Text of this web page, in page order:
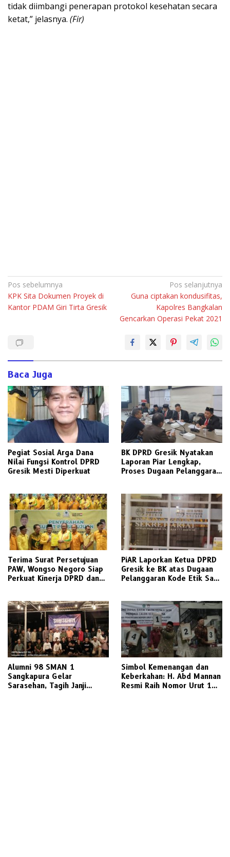
tidak diimbangi penerapan protokol kesehatan secara
ketat,” jelasnya. (Fir)
Navigasi
pos
Pos sebelumnya
KPK Sita Dokumen Proyek di
Kantor PDAM Giri Tirta Gresik
Pos selanjutnya
Guna ciptakan kondusifitas,
Kapolres Bangkalan
Gencarkan Operasi Pekat 2021
Baca Juga
Pegiat Sosial Arga Dana
Nilai Fungsi Kontrol DPRD
Gresik Mesti Diperkuat
BK DPRD Gresik Nyatakan
Laporan Piar Lengkap,
Proses Dugaan Pelanggaran
Terima Surat Persetujuan
PAW, Wongso Negoro Siap
Perkuat Kinerja DPRD dan
PiAR Laporkan Ketua DPRD
Gresik ke BK atas Dugaan
Pelanggaran Kode Etik Saat
Alumni 98 SMAN 1
Sangkapura Gelar
Sarasehan, Tagih Janji
Simbol Kemenangan dan
Keberkahan: H. Abd Mannan
Resmi Raih Nomor Urut 1